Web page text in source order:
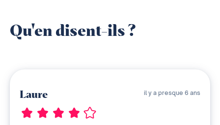
Qu'en disent-ils ?
Laure il y a presque 6 ans